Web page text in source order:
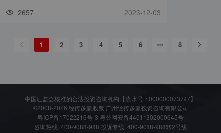
2657 2023-12-03
1 2 3 4 5 6 8
中国证监会核准的合法投资咨询机构【流水号：000000073797】
©2008-2026 经传多赢股票 广州经传多赢投资咨询有限公司
粤ICP备17022216号-3 粤公网安备44011302000645号
咨询热线: 400-9088-988 投诉专线: 400-9088-988转2号线